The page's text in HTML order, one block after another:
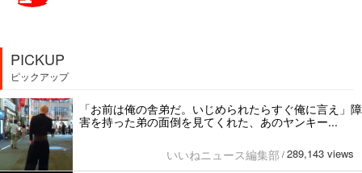
PICKUP
ピックアップ
「お前は俺の舎弟だ。いじめられたらすぐ俺に言え」障
害を持った弟の面倒を見てくれた、あのヤンキー...
いいねニュース編集部 / 289,143 views